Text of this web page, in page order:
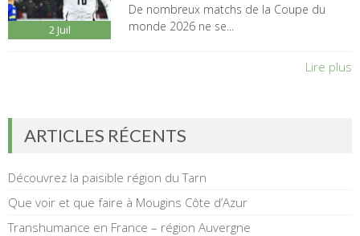
2 Juil
De nombreux matchs de la Coupe du
monde 2026 ne se...
Lire plus
ARTICLES RÉCENTS
Découvrez la paisible région du Tarn
Que voir et que faire à Mougins Côte d’Azur
Transhumance en France – région Auvergne